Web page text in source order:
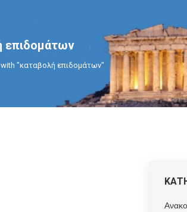
επιδομάτων
"καταβολή επιδομάτων"